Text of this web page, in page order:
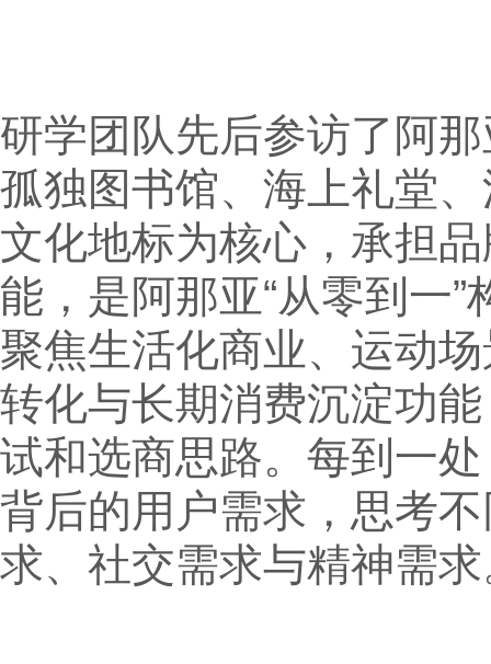
研学团队先后参访了阿
孤独图书馆、海上礼堂
文化地标为核心，承担
能，是阿那亚“从零到一
聚焦生活化商业、运动
转化与长期消费沉淀功
试和选商思路。每到一
背后的用户需求，思考
求、社交需求与精神需